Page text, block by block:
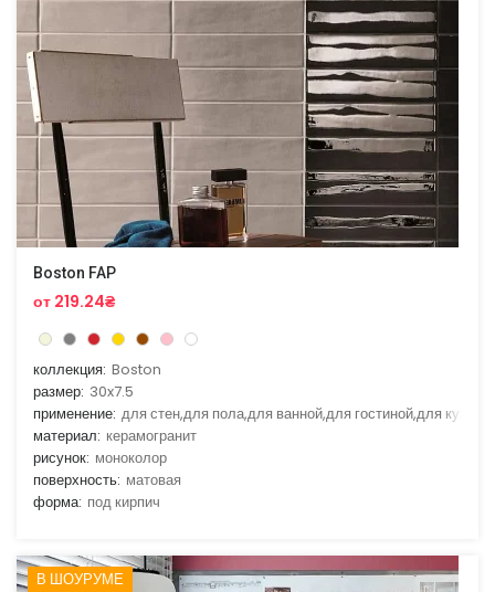
Boston FAP
от 219.24₴
коллекция: Boston
размер: 30x7.5
применение: для стен,для пола,для ванной,для гостиной,для кухни
материал: керамогранит
рисунок: моноколор
поверхность: матовая
форма: под кирпич
В ШОУРУМЕ